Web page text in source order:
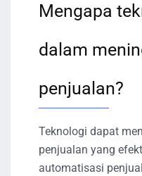
Mengapa
dalam
penjualan?
Teknologi dapat
penjualan yang
automatisasi